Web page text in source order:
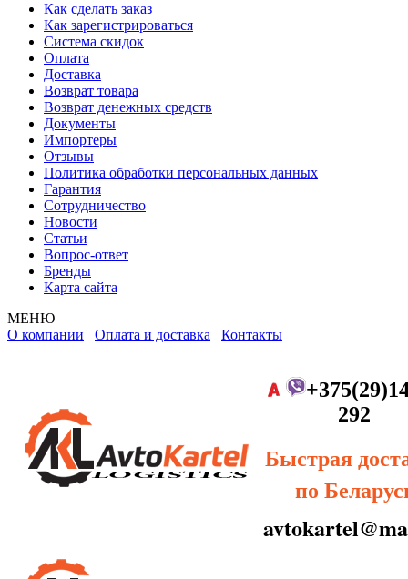
Как сделать заказ
Как зарегистрироваться
Система скидок
Оплата
Доставка
Возврат товара
Возврат денежных средств
Документы
Импортеры
Отзывы
Политика обработки персональных данных
Гарантия
Сотрудничество
Новости
Статьи
Вопрос-ответ
Бренды
Карта сайта
МЕНЮ
О компании Оплата и доставка Контакты
292
Быстрая
по